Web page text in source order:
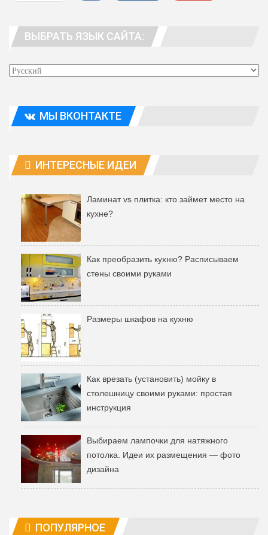
Эл. адрес
ВЫБРАТЬ ЯЗЫК САЙТА:
МЫ ВКОНТАКТЕ
ИНТЕРЕСНЫЕ ИДЕИ
Ламинат vs плитка: кто займет место на
кухне?
Как преобразить кухню? Расписываем
стены своими руками
Размеры шкафов на кухню
Как врезать (установить) мойку в
столешницу своими руками: простая
инструкция
Выбираем лампочки для натяжного
потолка. Идеи их размещения — фото
дизайна
ПОПУЛЯРНОЕ